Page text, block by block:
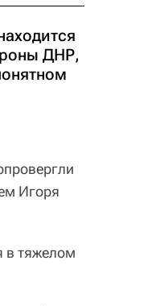
ДНР,
Игоря
в тяжелом